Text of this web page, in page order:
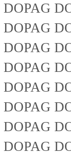
DOPAG
DOPAG
DOPAG
DOPAG
DOPAG
DOPAG
DOPAG
DOPAG